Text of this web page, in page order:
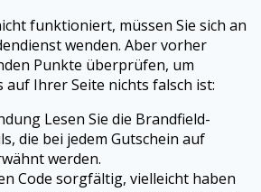
funktioniert, müssen Sie sich an
wenden. Aber vorher
Punkte überprüfen, um
auf Ihrer Seite nichts falsch ist:
Lesen Sie die Brandfield-
die bei jedem Gutschein auf
werden.
Code sorgfältig, vielleicht haben